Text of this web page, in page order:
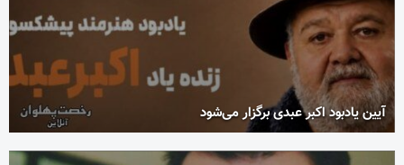
آیین یادبود اکبر عبدی برگزار می‌شود